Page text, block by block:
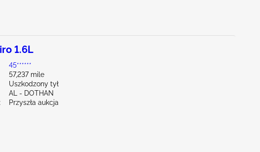
1.6L
45******
57,237 mile
Uszkodzony tył
AL - DOTHAN
Przyszła aukcja